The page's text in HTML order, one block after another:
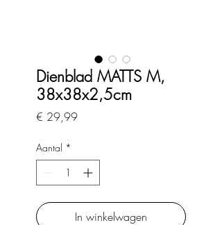
Dienblad MATTS M,
38x38x2,5cm
€ 29,99Prijs
Aantal *
In winkelwagen